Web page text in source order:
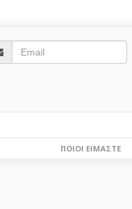
ΠΟΙΟΙ ΕΊΜΑΣΤΕ